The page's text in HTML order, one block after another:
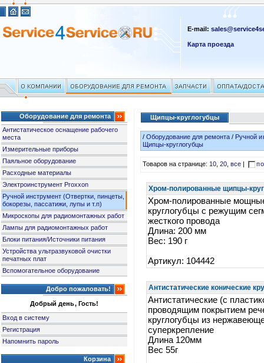
E-mail:
Карта проезда
Оборудование для ремонта
Антистатическое оснащение рабочего
места
Измерительные приборы
Паяльное оборудование
Расходные материалы
Электроинструмент Proxxon
Ручной инструмент (Отвертки, пинцеты,
бокорезы, пассатижи, лупы и т.п)
Микроскопы для радиомонтажных работ
Лампы для радиомонтажных работ
Блоки питания/Источники питания
Устройства ультразвуковой очистки
печатных плат
Вспомогательное оборудование
Добро пожаловать!
Добрый день, Гость!
Вход в систему
Регистрация
Напомнить пароль
Корзина
Щипцы-круглогубцы
/Оборудование для ремонта / Ручной
Щипцы-круглогубцы
Товаров на странице:10,20,все
Хром-полированные щипцы-
Хром-полированные
круглогубцы с режущим
жесткого провода
Длина: 200 мм
Вес: 190 г
Артикул: 104442
Антистатические конические
Антистатические (с
проводящим покрытием
круглогубцы из
суперкрепление
Длина 120мм
Вес 55г